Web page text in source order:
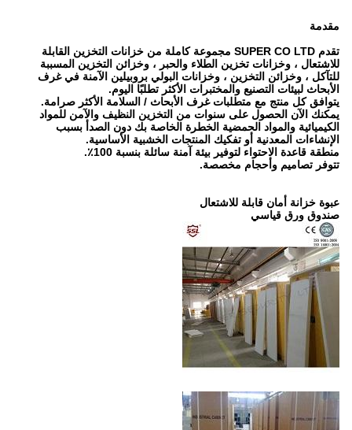
مقدمة
تقدم SUPER CO LTD مجموعة كاملة من خزانات التخزين القابلة
للاشتعال ، وخزانات تخزين الطلاء والحبر ، وخزائن التخزين المسببة
للتآكل ، وخزائن التخزين ، وخزانات البولي بروبيلين الآمنة في غرف
الأبحاث لبيئات التصنيع والمختبرات الأكثر تطلبًا اليوم.
يتوافق كل منتج مع متطلبات غرف الأبحاث / السلامة الأكثر صرامة.
يمكنك الآن الحصول على سنوات من التخزين النظيف والآمن للمواد
الكيميائية والمواد الحمضية الخطرة الخاصة بك دون الصدأ بسبب
الإنشاءات المعدنية أو تفكيك المنتجات الخشبية الأساسية.
منطقة قاعدة الاحتواء لتوفير بيئة آمنة سائلة بنسبة 100٪.
تتوفر تصاميم وأحجام مخصصة.
عبوة خزانة أمان قابلة للاشتعال
صندوق ورق قياسي